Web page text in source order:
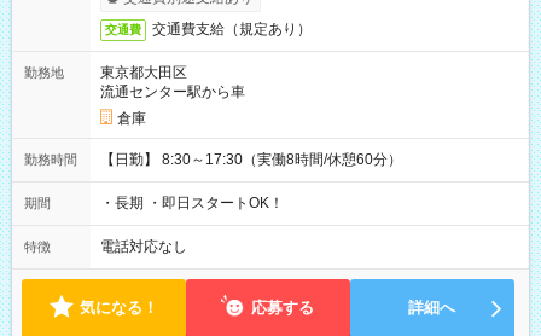
交通費 交通費支給（規定あり）
勤務地
東京都大田区
流通センター駅から車
倉庫
勤務時間 【日勤】 8:30～17:30（実働8時間/休憩60分）
期間 ・長期 ・即日スタートOK！
特徴 電話対応なし
気になる！ 応募する 詳細へ